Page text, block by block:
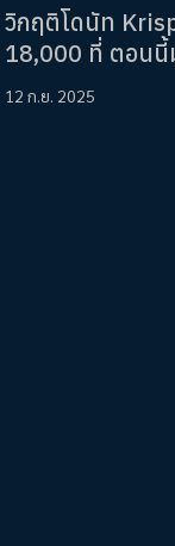
วิกฤติโดนัท
18,000 ที่ ตอน
12 ก.ย. 2025